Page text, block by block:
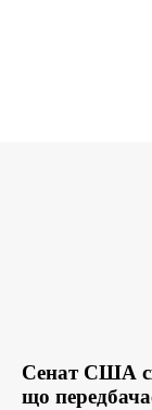
Сенат США
що